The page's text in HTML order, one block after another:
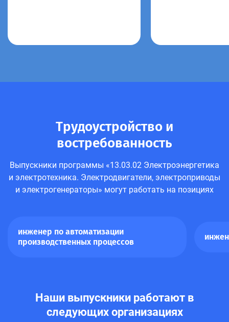
Трудоустройство и
востребованность
Выпускники программы «13.03.02 Электроэнергетика
и электротехника. Электродвигатели, электроприводы
и электрогенераторы» могут работать на позициях
инженер по автоматизации
производственных процессов
Наши выпускники работают в
следующих организациях